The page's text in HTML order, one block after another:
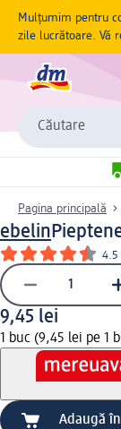
Mulțumim pentru
zile lucrătoare. Vă
Căutare
Pagina principală
ebelin
4.5
9,45 lei
1 buc (9,45 lei pe 1
Adaugă